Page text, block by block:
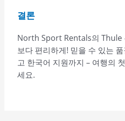
결론
North Sport Rentals의 Thule
보다 편리하게! 믿을 수 있는
고 한국어 지원까지 – 여행의
세요.